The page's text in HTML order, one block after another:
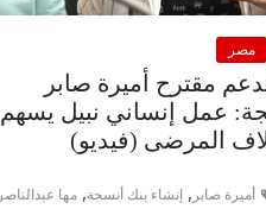
مصر
مقترح أميرة صابر
عمل إنساني نبيل يسهم
المرضى (فيديو)
أميرة صابر , إنشاء بنك أنسجة, مها عبدالناصر